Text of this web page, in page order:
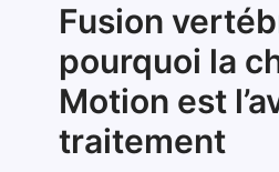
Fusion
pourquoi la
Motion est
traitement